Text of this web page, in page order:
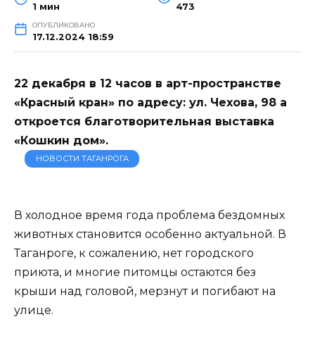
1 мин 473
ОПУБЛИКОВАНО
17.12.2024 18:59
22 декабря в 12 часов в арт-пространстве
«Красный кран» по адресу: ул. Чехова, 98 а
откроется благотворительная выставка
«Кошкин дом».
НОВОСТИ ТАГАНРОГА
В холодное время года проблема бездомных
животных становится особенно актуальной. В
Таганроге, к сожалению, нет городского
приюта, и многие питомцы остаются без
крыши над головой, мерзнут и погибают на
улице.